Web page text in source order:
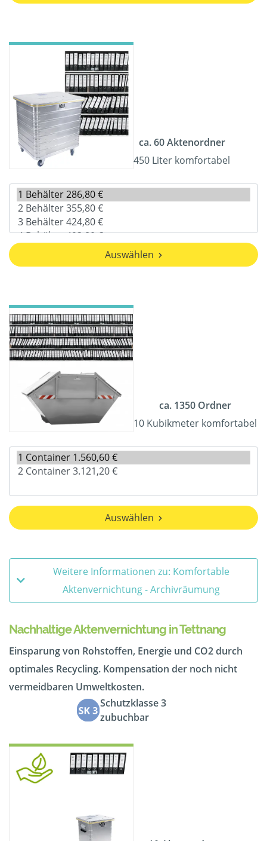
ca. 60 Aktenordner
450 Liter komfortabel
Auswählen
ca. 1350 Ordner
10 Kubikmeter komfortabel
Auswählen
Weitere Informationen zu: Komfortable
Aktenvernichtung - Archivräumung
Nachhaltige Aktenvernichtung in Tettnang
Einsparung von Rohstoffen, Energie und CO2 durch
optimales Recycling. Kompensation der noch nicht
vermeidbaren Umweltkosten.
Schutzklasse 3
zubuchbar